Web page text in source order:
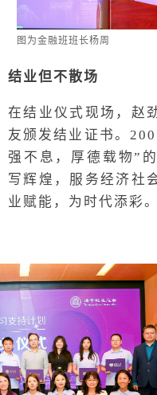
图为金融班班长杨周
结业但不散场
在结业仪式现场，赵
友颁发结业证书。
强不息，厚德载物”
写辉煌，服务经济社
业赋能，为时代添彩。